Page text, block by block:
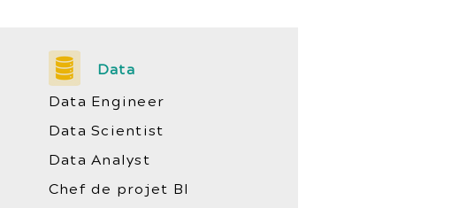
Data
Data Engineer
Data Scientist
Data Analyst
Chef de projet BI